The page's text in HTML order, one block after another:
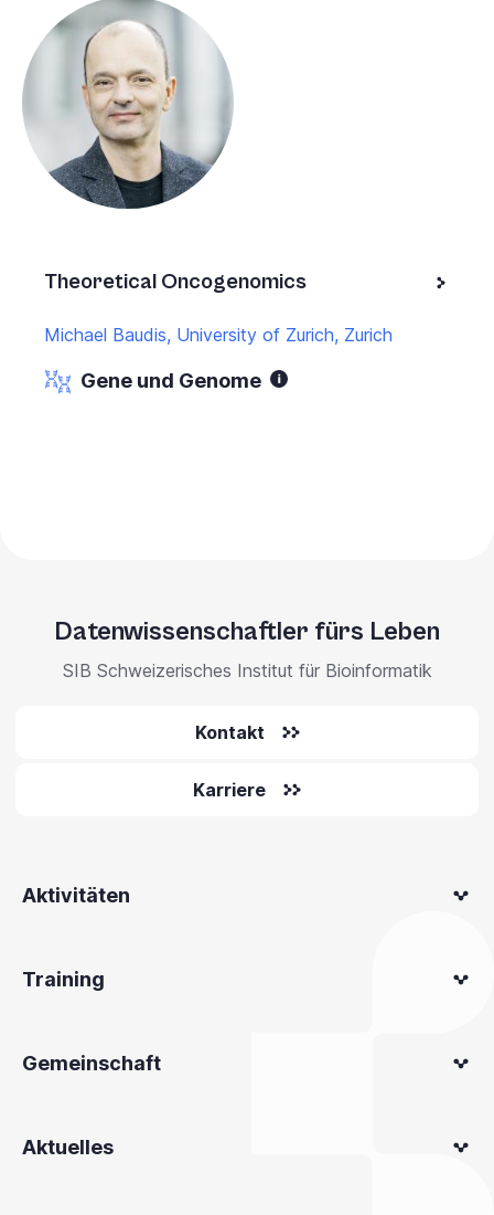
Theoretical Oncogenomics
Michael Baudis, University of Zurich, Zurich
Gene und Genome
Datenwissenschaftler fürs Leben
SIB Schweizerisches Institut für Bioinformatik
Kontakt
Karriere
Aktivitäten
Training
Gemeinschaft
Aktuelles